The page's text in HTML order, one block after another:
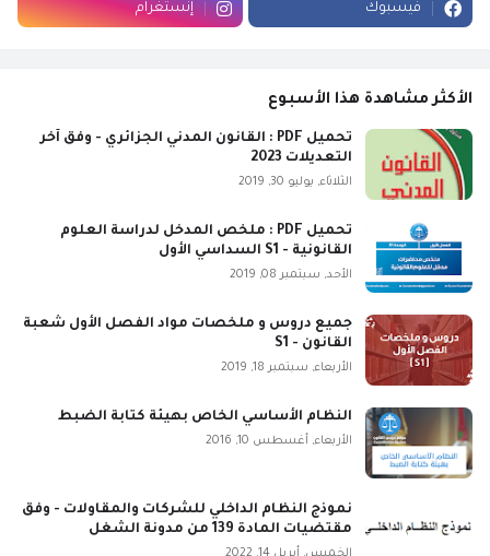
فيسبوك إنستغرام
الأكثر مشاهدة هذا الأسبوع
تحميل PDF : القانون المدني الجزائري - وفق آخر
التعديلات 2023
الثلاثاء, يوليو 30, 2019
تحميل PDF : ملخص المدخل لدراسة العلوم
القانونية - S1 السداسي الأول
الأحد, سبتمبر 08, 2019
جميع دروس و ملخصات مواد الفصل الأول شعبة
القانون - S1
الأربعاء, سبتمبر 18, 2019
النظام الأساسي الخاص بهيئة كتابة الضبط
الأربعاء, أغسطس 10, 2016
نموذج النظام الداخلي للشركات والمقاولات - وفق
مقتضيات المادة 139 من مدونة الشغل